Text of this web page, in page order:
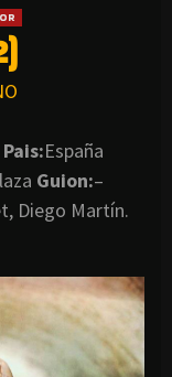
Pais:España
Guion:–
Diego Martín.